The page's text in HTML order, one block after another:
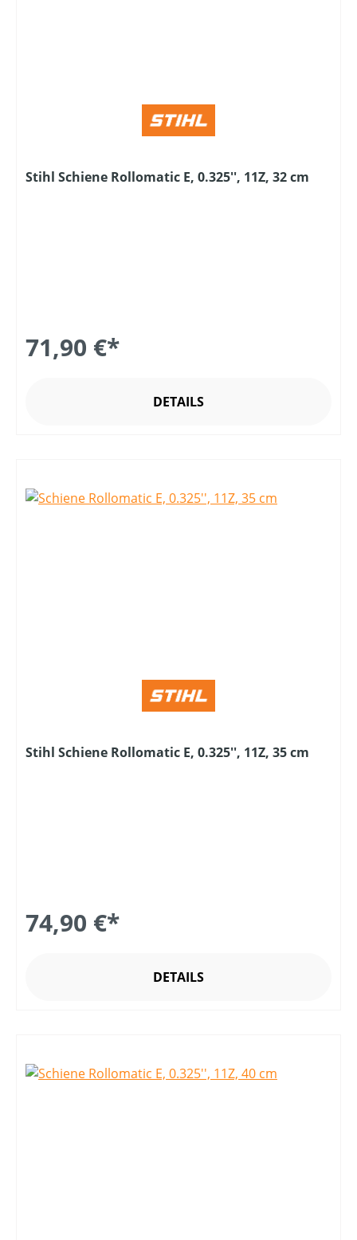
Stihl Schiene Rollomatic E, 0.325'', 11Z, 32 cm
71,90 €*
DETAILS
Stihl Schiene Rollomatic E, 0.325'', 11Z, 35 cm
74,90 €*
DETAILS